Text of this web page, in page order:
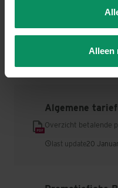
U vindt meer informatie,
“Over”.
Alleen
Essentiële
Algemene
Overzicht betalende
last update20